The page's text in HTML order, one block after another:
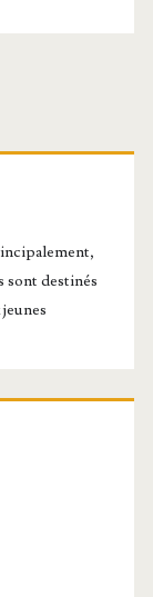
sont destinés